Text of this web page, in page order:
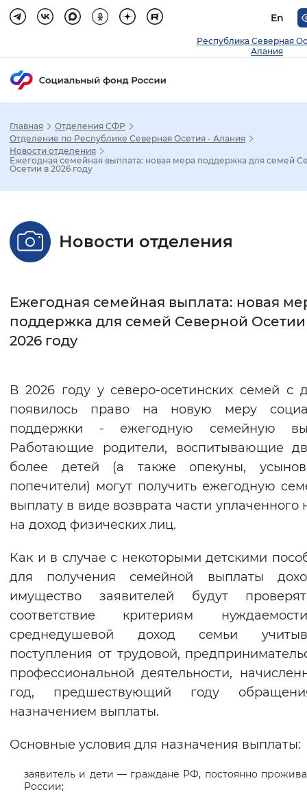
En
Республика Северная
Алания
Настройка режима отображения
Стандартный
Без засечек С засечками
Цвет сайта
Монохромный Инверсивный
Синий фон
Изображения
Включены Выключены
Звуковой ассистент
Воспроизвести Остановить
Вернуть стандартные настройки
Главная
Отделения СФР
Отделение по Республике Северная Осетия - Алания
Новости отделения
Ежегодная семейная выплата: новая мера поддержка для семей
Осетии в 2026 году
Новости отделения
Ежегодная семейная выплата: новая
поддержка для семей Северной Осетии
2026 году
В 2026 году у северо-осетинских семей с
появилось право на новую меру
поддержки - ежегодную семейную
Работающие родители, воспитывающие
более детей (а также опекуны,
попечители) могут получить ежегодную
выплату в виде возврата части уплаченного
на доход физических лиц.
Как и в случае с некоторыми детскими
для получения семейной выплаты
имущество заявителей будут
соответствие критериям
среднедушевой доход семьи
поступления от трудовой,
профессиональной деятельности,
год, предшествующий году
назначением выплаты.
Основные условия для назначения выплаты:
заявитель и дети — граждане РФ, постоянно
России;